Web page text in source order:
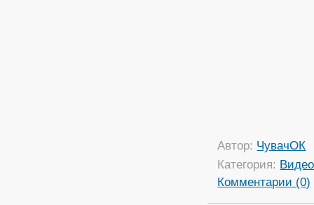
Автор: ЧувачОК
Категория: Видео
Комментарии (0)